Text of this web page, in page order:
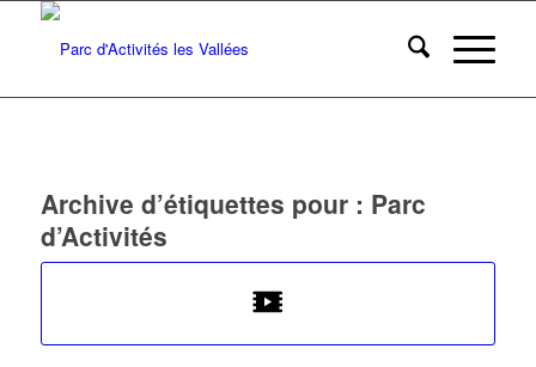
Archive d’étiquettes pour : Parc
d’Activités